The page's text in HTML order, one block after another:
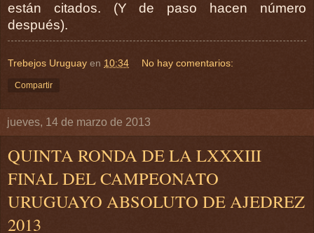
están citados. (Y de paso hacen número
después).
Trebejos Uruguay en 10:34 No hay comentarios:
Compartir
jueves, 14 de marzo de 2013
QUINTA RONDA DE LA LXXXIII
FINAL DEL CAMPEONATO
URUGUAYO ABSOLUTO DE AJEDREZ
2013